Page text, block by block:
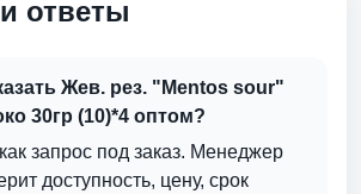
ответы
Жев. рез. "Mentos sour"
30гр (10)*4 оптом?
запрос под заказ. Менеджер
доступность, цену, срок